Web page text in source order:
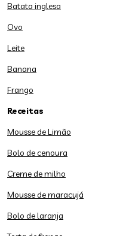
Batata inglesa
Ovo
Leite
Banana
Frango
Receitas
Mousse de Limão
Bolo de cenoura
Creme de milho
Mousse de maracujá
Bolo de laranja